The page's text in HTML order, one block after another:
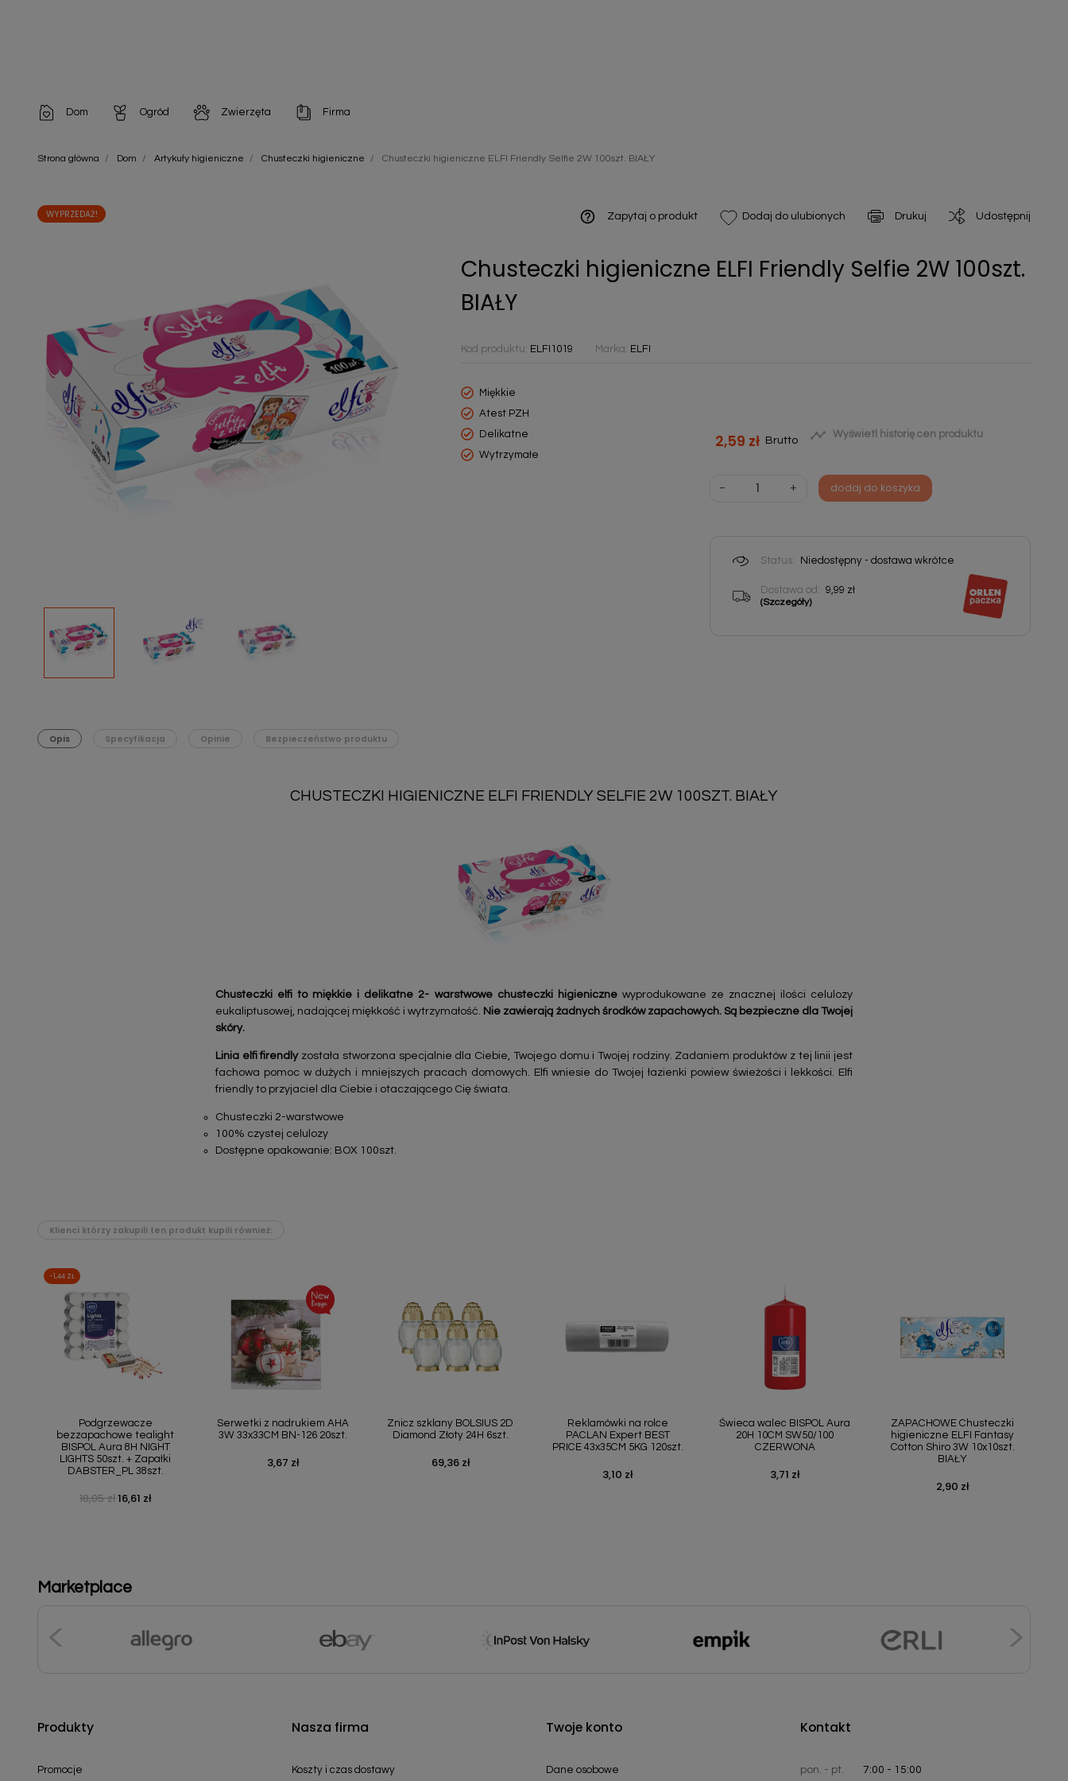
Dom
Artykuły dekoracyjne
Artykuły gospodarstwa domowego
Zobacz wszystkie
Ogród
Chemia do architektury ogrodowej
Narzędzia ogrodnicze
Podłoża
Pozostałe
Środki ochrony roślin
Środki ochrony roślin dla profesjonalistów
Zwierzęta
Szampony i odżywki
Zobacz wszystkie
Firma
Artykuły Higieniczne
Strona główna Dom Artykuły higieniczne Chusteczki higieniczne Chusteczki higieniczne ELFI Friendly Selfie 2W 100szt. BIAŁY
WYPRZEDAŻ! help_outline Zapytaj o produkt Dodaj do ulubionych Drukuj Udostępnij
Chusteczki higieniczne ELFI Friendly Selfie 2W 100szt.
BIAŁY
Kod produktu: ELFI1019 Marka: ELFI
Miękkie
Atest PZH
Delikatne
Wytrzymałe
2,59 zł Brutto  Wyświetl historię cen produktu
- + dodaj do koszyka
Status: Niedostępny - dostawa wkrótce
Dostawa od: 9,99 zł
(Szczegóły)
Opis Specyfikacja Opinie Bezpieczeństwo produktu
CHUSTECZKI HIGIENICZNE ELFI FRIENDLY SELFIE 2W 100SZT. BIAŁY
Chusteczki elfi to miękkie i delikatne 2- warstwowe chusteczki higienicznewyprodukowane ze znacznej ilości celulozy
eukaliptusowej, nadającej miękkość i wytrzymałość. Nie zawierają żadnych środków zapachowych. Są bezpieczne dla Twojej
skóry.
Linia elfi firendlyzostała stworzona specjalnie dla Ciebie, Twojego domu i Twojej rodziny. Zadaniem produktów z tej linii jest
fachowa pomoc w dużych i mniejszych pracach domowych. Elfi wniesie do Twojej łazienki powiew świeżości i lekkości. Elfi
friendly to przyjaciel dla Ciebie i otaczającego Cię świata.
Chusteczki 2-warstwowe
100% czystej celulozy
Dostępne opakowanie: BOX 100szt.
Klienci którzy zakupili ten produkt kupili również:
Podgrzewacze
bezzapachowe tealight
BISPOL Aura 8H NIGHT
LIGHTS 50szt. + Zapałki
DABSTER_PL 38szt.
Cena podstawowa
18,05 zł Cena
16,61 zł
-1,44 ZŁ
Serwetki z nadrukiem AHA
3W 33x33CM BN-126 20szt.
Cena
3,67 zł
Znicz szklany BOLSIUS 2D
Diamond Złoty 24H 6szt.
Cena
69,36 zł
Reklamówki na rolce
PACLAN Expert BEST
PRICE 43x35CM 5KG 120szt.
Cena
3,10 zł
Świeca walec BISPOL Aura
20H 10CM SW50/100
CZERWONA
Cena
3,71 zł
ZAPACHOWE Chusteczki
higieniczne ELFI Fantasy
Cotton Shiro 3W 10x10szt.
BIAŁY
Cena
2,90 zł
Marketplace
Produkty
Promocje
Nasza firma
Koszty i czas dostawy
Twoje konto
Dane osobowe
Kontakt
pon. - pt. 7:00 - 15:00